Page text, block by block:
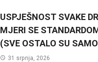
USPJEŠNOST SVAKE
MJERI SE
(SVE OSTALO SU
31 srpnja, 2026